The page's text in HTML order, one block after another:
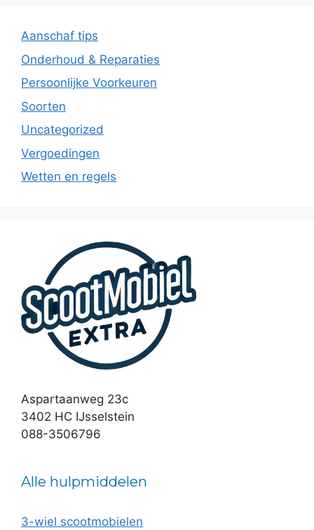
Aanschaf tips
Onderhoud & Reparaties
Persoonlijke Voorkeuren
Soorten
Uncategorized
Vergoedingen
Wetten en regels
Aspartaanweg 23c
3402 HC IJsselstein
088-3506796
Alle hulpmiddelen
3-wiel scootmobielen